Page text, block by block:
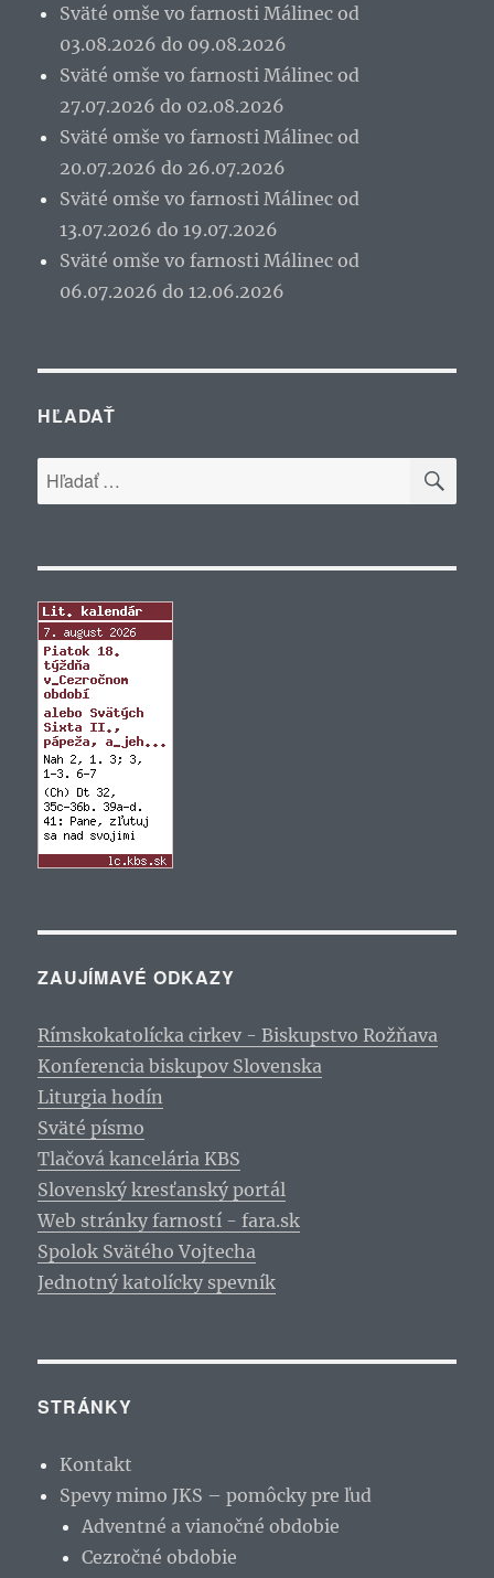
Sväté omše vo farnosti Málinec od
03.08.2026 do 09.08.2026
Sväté omše vo farnosti Málinec od
27.07.2026 do 02.08.2026
Sväté omše vo farnosti Málinec od
20.07.2026 do 26.07.2026
Sväté omše vo farnosti Málinec od
13.07.2026 do 19.07.2026
Sväté omše vo farnosti Málinec od
06.07.2026 do 12.06.2026
HĽADAŤ
Hľadať:
ZAUJÍMAVÉ ODKAZY
Rímskokatolícka cirkev - Biskupstvo Rožňava
Konferencia biskupov Slovenska
Liturgia hodín
Sväté písmo
Tlačová kancelária KBS
Slovenský kresťanský portál
Web stránky farností - fara.sk
Spolok Svätého Vojtecha
Jednotný katolícky spevník
STRÁNKY
Kontakt
Spevy mimo JKS – pomôcky pre ľud
Adventné a vianočné obdobie
Cezročné obdobie